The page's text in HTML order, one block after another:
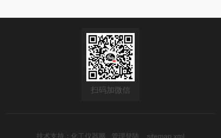
扫码加微信
技术支持： 化工仪器网 管理登陆 sitemap.xml